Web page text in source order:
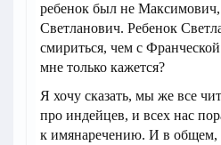
ребенок был не
Светланович. Ребенок
смириться, чем с
мне только кажется?
Я хочу сказать, мы же все
про индейцев, и всех нас
к имянаречению. И в общем,